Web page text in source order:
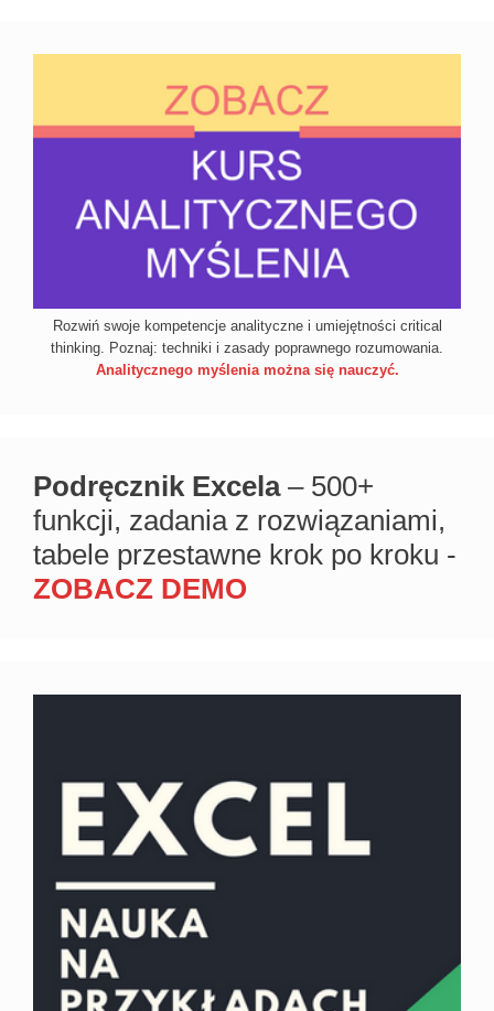
Rozwiń swoje kompetencje analityczne i umiejętności critical
thinking. Poznaj: techniki i zasady poprawnego rozumowania.
Analitycznego myślenia można się nauczyć.
Podręcznik Excela– 500+
funkcji, zadania z rozwiązaniami,
tabele przestawne krok po kroku -
ZOBACZ DEMO